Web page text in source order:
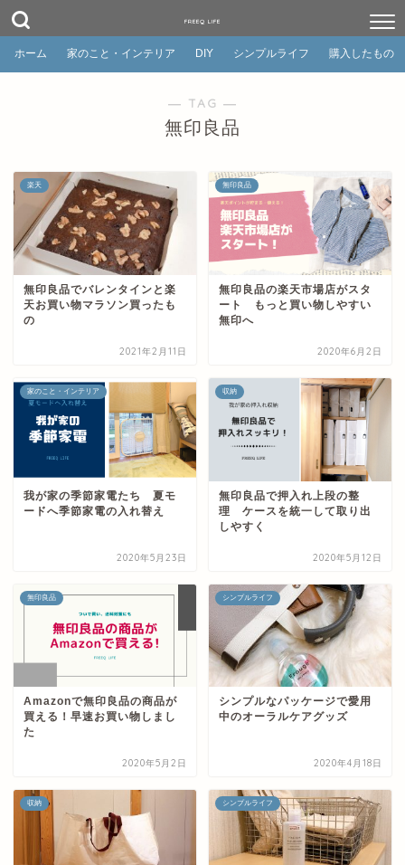
FREEQ LIFE
ホーム 家のこと・インテリア DIY シンプルライフ 購入したもの
― TAG ―
無印良品
楽天
無印良品でバレンタインと楽
天お買い物マラソン買ったも
の
2021年2月11日
無印良品
無印良品の楽天市場店がスタ
ート もっと買い物しやすい
無印へ
2020年6月2日
家のこと・インテリア
我が家の季節家電たち 夏モ
ードへ季節家電の入れ替え
2020年5月23日
収納
無印良品で押入れ上段の整
理 ケースを統一して取り出
しやすく
2020年5月12日
無印良品
Amazonで無印良品の商品が
買える！早速お買い物しまし
た
2020年5月2日
シンプルライフ
シンプルなパッケージで愛用
中のオーラルケアグッズ
2020年4月18日
収納 シンプルライフ